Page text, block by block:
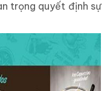
trọng quyết định sự